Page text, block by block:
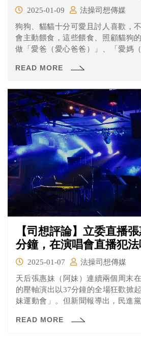
2025-01-09
法操司想傳媒
狗狗、貓貓十分可愛且討人喜歡，
會主動餵食，這些餵食、照顧貓狗
做「愛爸（愛心爸爸）」、「愛媽
訴，原因是因為高雄的一名莊姓男
倒，傷重送醫搶救6天仍宣告不治。
READ MORE
【司想評論】立委直播
分鐘，在演唱會直播犯法
2025-01-07
法操司想傳媒
天后張惠妹（阿妹）連續兩個周末
的壓軸演出以37分鐘的全場狂歡掀
妹運動會」。但新聞報導出，民進
READ MORE